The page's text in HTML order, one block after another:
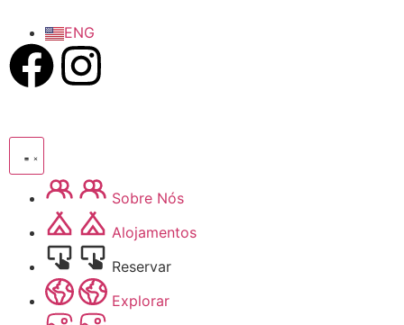
ENG
Sobre Nós
Alojamentos
Reservar
Explorar